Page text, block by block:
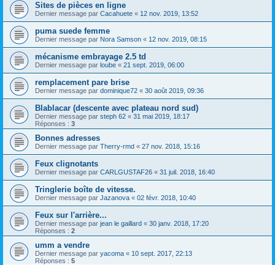
Sites de pièces en ligne
Dernier message par Cacahuete « 12 nov. 2019, 13:52
puma suede femme
Dernier message par Nora Samson « 12 nov. 2019, 08:15
mécanisme embrayage 2.5 td
Dernier message par loube « 21 sept. 2019, 06:00
remplacement pare brise
Dernier message par dominique72 « 30 août 2019, 09:36
Blablacar (descente avec plateau nord sud)
Dernier message par steph 62 « 31 mai 2019, 18:17
Réponses : 3
Bonnes adresses
Dernier message par Therry-rmd « 27 nov. 2018, 15:16
Feux clignotants
Dernier message par CARLGUSTAF26 « 31 juil. 2018, 16:40
Tringlerie boîte de vitesse.
Dernier message par Jazanova « 02 févr. 2018, 10:40
Feux sur l'arrière...
Dernier message par jean le gaillard « 30 janv. 2018, 17:20
Réponses : 2
umm a vendre
Dernier message par yacoma « 10 sept. 2017, 22:13
Réponses : 5